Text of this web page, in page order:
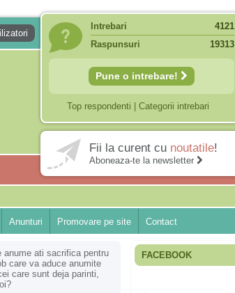
Intrebari
4121
Raspunsuri
19313
Pune o intrebare!
Top respondenti Categorii intrebari
Fii la curent cu noutatile!
Aboneaza-te la newsletter
Anunturi Promovare pe site Contact
ati sacrifica pentru
care va aduce anumite
care sunt deja parinti,
FACEBOOK